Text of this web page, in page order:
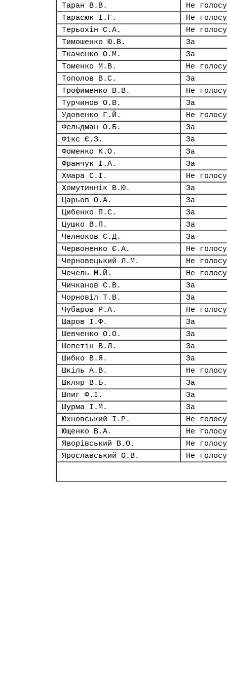
Таран В.В.
Не
Тарасюк І.Г.
Не
Терьохін С.А.
Не
Тимошенко Ю.В.
За
Ткаченко О.М.
За
Томенко М.В.
Не
Тополов В.С.
За
Трофименко В.В.
Не
Турчинов О.В.
За
Удовенко Г.Й.
Не
Фельдман О.Б.
За
Фікс Є.З.
За
Фоменко К.О.
За
Франчук І.А.
За
Хмара С.І.
Не
Хомутиннік В.Ю.
За
Царьов О.А.
За
Цибенко П.С.
За
Цушко В.П.
За
Челноков С.Д.
За
Червоненко Є.А.
Не
Черновецький Л.М.
Не
Чечель М.Й.
Не
Чичканов С.В.
За
Чорновіл Т.В.
За
Чубаров Р.А.
Не
Шаров І.Ф.
За
Шевченко О.О.
За
Шепетін В.Л.
За
Шибко В.Я.
За
Шкіль А.В.
Не
Шкляр В.Б.
За
Шпиг Ф.І.
За
Шурма І.М.
За
Юхновський І.Р.
Не
Ющенко В.А.
Не
Яворівський В.О.
Не
Ярославський О.В.
Не